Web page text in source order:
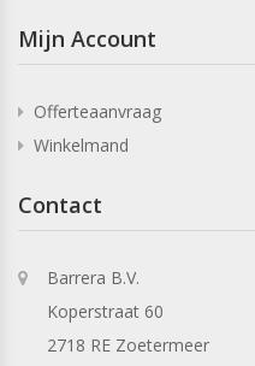
Mijn Account
Offerteaanvraag
Winkelmand
Contact
Barrera B.V.
Koperstraat 60
2718 RE Zoetermeer